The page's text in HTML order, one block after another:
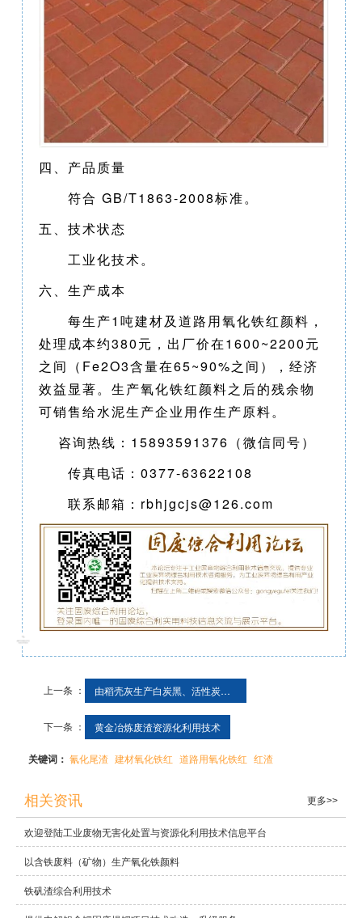
四、产品质量
符合 GB/T1863-2008标准。
五、技术状态
工业化技术。
六、生产成本
每生产1吨建材及道路用氧化铁红颜料，
处理成本约380元，出厂价在1600~2200元
之间（Fe2O3含量在65~90%之间），经济
效益显著。生产氧化铁红颜料之后的残余物
可销售给水泥生产企业用作生产原料。
咨询热线：15893591376（微信同号）
传真电话：0377-63622108
联系邮箱：rbhjgcjs@126.com
上一条 ： 由稻壳灰生产白炭黑、活性炭技术
下一条 ： 黄金冶炼废渣资源化利用技术
关键词： 氰化尾渣 建材氧化铁红 道路用氧化铁红 红渣
相关资讯 更多>>
欢迎登陆工业废物无害化处置与资源化利用技术信息平台
以含铁废料（矿物）生产氧化铁颜料
铁矾渣综合利用技术